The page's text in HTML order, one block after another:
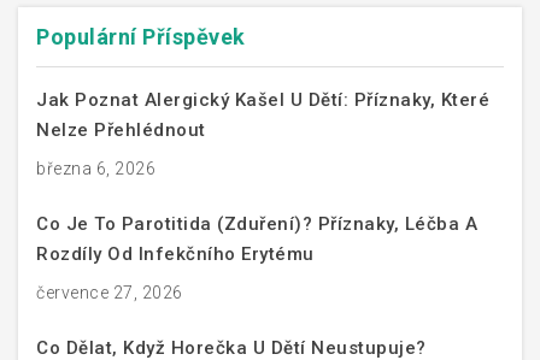
Populární Příspěvek
Jak Poznat Alergický Kašel U Dětí: Příznaky, Které
Nelze Přehlédnout
března 6, 2026
Co Je To Parotitida (zduření)? Příznaky, Léčba A
Rozdíly Od Infekčního Erytému
července 27, 2026
Co Dělat, Když Horečka U Dětí Neustupuje?